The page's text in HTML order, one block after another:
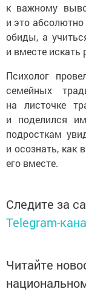
к важному
и это
обиды, а
и вместе искать
Психолог
семейных
на листочке
и поделился
подросткам
и осознать, как
его вместе.
Следите за
Telegram-
Читайте